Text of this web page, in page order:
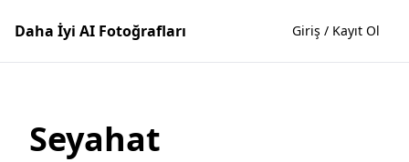
Daha İyi AI Fotoğrafları Giriş / Kayıt Ol
Seyahat